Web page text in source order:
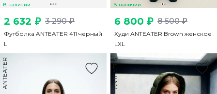
В наличии
2 632 ₽ 3 290 ₽
Футболка ANTEATER 411 черный
L
В наличии
6 800 ₽ 8 500 ₽
Худи ANTEATER Brown женское
LXL
ANTEATER ANTEATER